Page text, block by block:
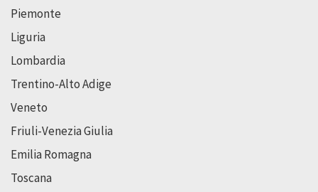
Piemonte
Liguria
Lombardia
Trentino-Alto Adige
Veneto
Friuli-Venezia Giulia
Emilia Romagna
Toscana